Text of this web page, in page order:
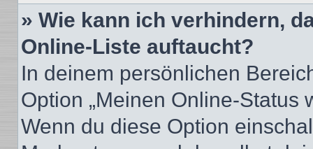
» Wie kann ich verhindern,
Online-Liste auftaucht?
In deinem persönlichen
Option „Meinen Online-Status
Wenn du diese Option